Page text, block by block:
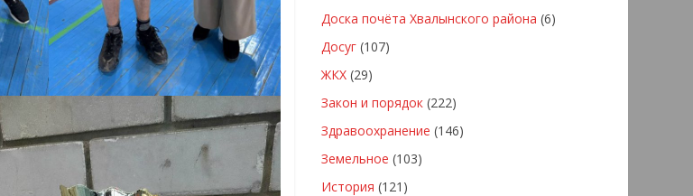
Доска почёта Хвалынского района (6)
Досуг (107)
ЖКХ (29)
Закон и порядок (222)
Здравоохранение (146)
Земельное (103)
История (121)